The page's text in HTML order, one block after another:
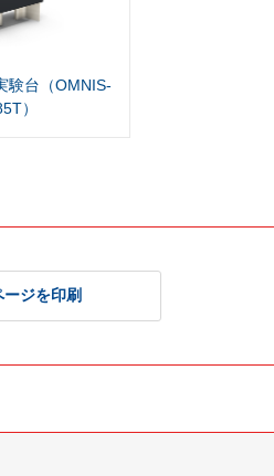
験台（OMNIS-
）
ージを印刷